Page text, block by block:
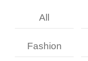
All
Fashion